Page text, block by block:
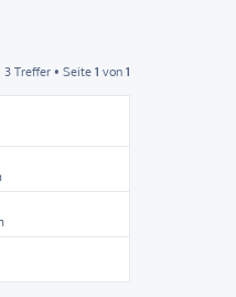
3 Treffer • Seite 1 von 1